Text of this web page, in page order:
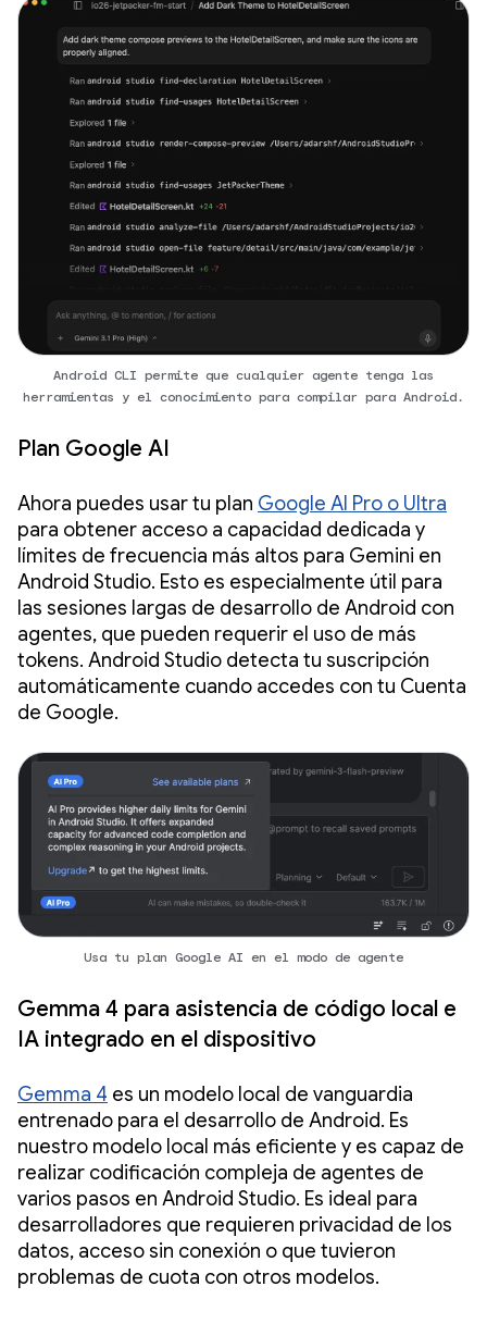
Android CLI permite que cualquier agente tenga las
herramientas y el conocimiento para compilar para Android.
Plan Google AI
Ahora puedes usar tu plan Google AI Pro o Ultra
para obtener acceso a capacidad dedicada y
límites de frecuencia más altos para Gemini en
Android Studio. Esto es especialmente útil para
las sesiones largas de desarrollo de Android con
agentes, que pueden requerir el uso de más
tokens. Android Studio detecta tu suscripción
automáticamente cuando accedes con tu Cuenta
de Google.
Usa tu plan Google AI en el modo de agente
Gemma 4 para asistencia de código local e
IA integrado en el dispositivo
Gemma 4 es un modelo local de vanguardia
entrenado para el desarrollo de Android. Es
nuestro modelo local más eficiente y es capaz de
realizar codificación compleja de agentes de
varios pasos en Android Studio. Es ideal para
desarrolladores que requieren privacidad de los
datos, acceso sin conexión o que tuvieron
problemas de cuota con otros modelos.